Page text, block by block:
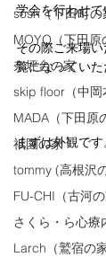
sosh（下田町の
MOYO（下田原
奈坪台の家
skip floor（中岡
MADA（下田原
祇園の家
tommy (高根沢
FU-CHI（古河の
さくら・ら心療
Larch（鷲宿の家
学会を行わせて
その際ご来場
覧になっていた
まずは外観です